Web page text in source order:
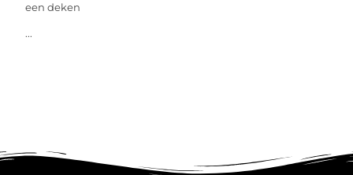
een deken
...